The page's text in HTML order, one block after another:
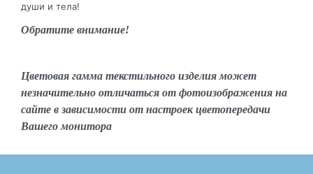
души и тела!
Обратите внимание!
Цветовая гамма текстильного изделия может
незначительно отличаться от фотоизображения на
сайте в зависимости от настроек цветопередачи
Вашего монитора